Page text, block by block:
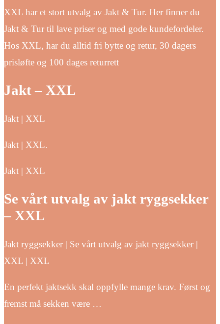
XXL har et stort utvalg av Jakt & Tur. Her finner du
Jakt & Tur til lave priser og med gode kundefordeler.
Hos XXL, har du alltid fri bytte og retur, 30 dagers
prisløfte og 100 dages returrett
Jakt – XXL
Jakt | XXL
Jakt | XXL.
Jakt | XXL
Se vårt utvalg av jakt ryggsekker
– XXL
Jakt ryggsekker | Se vårt utvalg av jakt ryggsekker |
XXL | XXL
En perfekt jaktsekk skal oppfylle mange krav. Først og
fremst må sekken være …